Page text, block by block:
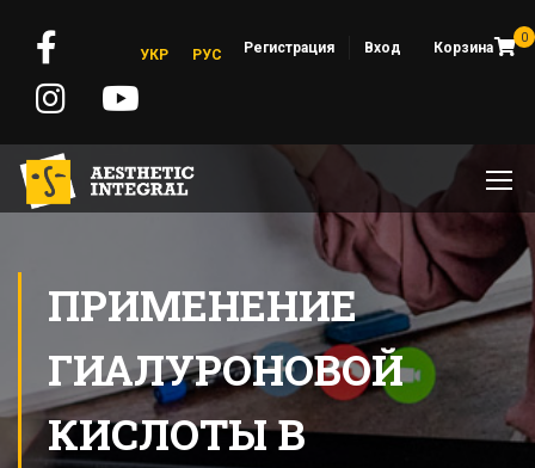
0
Регистрация Вход Корзина
УКР РУС
ПРИМЕНЕНИЕ
ГИАЛУРОНОВОЙ
КИСЛОТЫ В